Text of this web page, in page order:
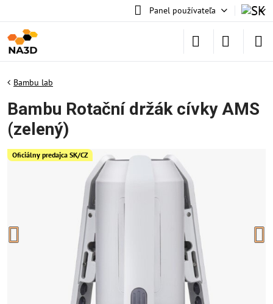
Panel používateľa
Oficiálny predajca SK/CZ
Bambu lab
Bambu Rotační držák cívky AMS
(zelený)